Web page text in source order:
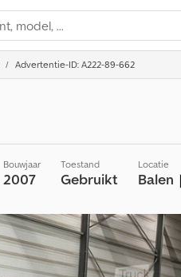
Advertentie-ID: A222-89-662
Bouwjaar
2007
Toestand
Gebruikt
Locatie
Balen